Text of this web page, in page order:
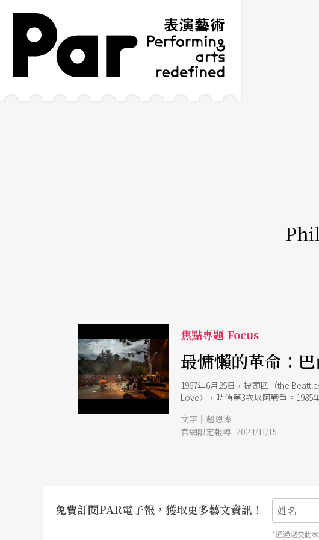
跳到主要內容區塊
網站導覽
焦點專題 Focus
最慵懶的革命：
1967年6月25日，披頭四（the
Love〉，時值第3次以阿戰爭。
與大衛．鮑伊（David Bowie）的光
野蠻的南方。令人悲傷的是，演唱會
非常複雜的結構。文化上，Bossa 的
海化非洲音樂，全部都可以在
一個重點，使得 Bossa 成為一種革
文字 | 趙恩潔
官網限定報導 2024/11/15
免費訂閱PAR電子報，獲取更多藝文資訊！
*通過遞交此